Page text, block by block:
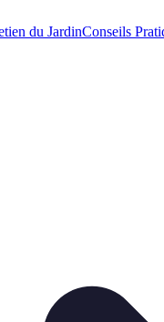
du JardinConseils